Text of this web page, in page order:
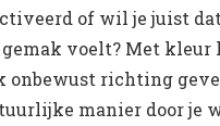
of wil je juist
voelt? Met kleur
onbewust richting
manier door je